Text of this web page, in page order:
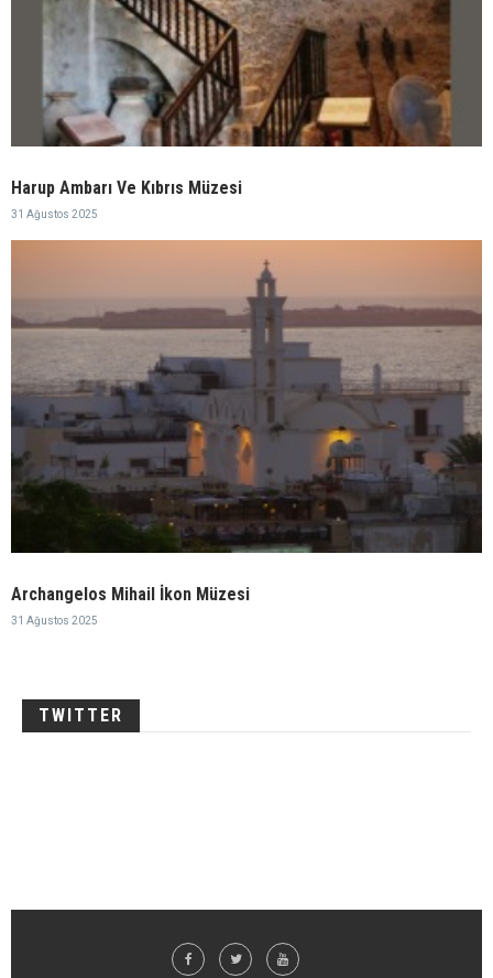
Harup Ambarı Ve Kıbrıs Müzesi
31 Ağustos 2025
Archangelos Mihail İkon Müzesi
31 Ağustos 2025
TWITTER